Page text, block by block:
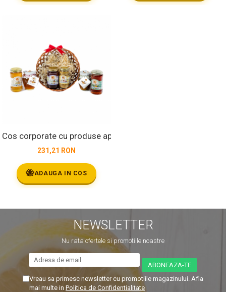
Cos corporate cu produse apicole - Fagurele Auriu
231,21 RON
🐝 ADAUGA IN COS
NEWSLETTER
Nu rata ofertele si promotiile noastre
Vreau sa primesc newsletter cu promotiile magazinului. Afla
mai multe in Politica de Confidentialitate